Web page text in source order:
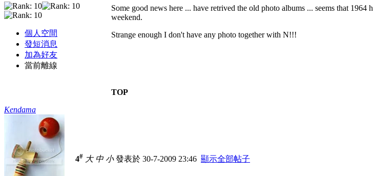
個人空間
發短消息
加為好友
當前離線
Some good news here ... have retrived the old photo albums ... seems that
weekend.
Strange enough I don't have any photo together with N!!!
TOP
Kendama
4# 大 中 小發表於 30-7-2009 23:46 顯示全部帖子